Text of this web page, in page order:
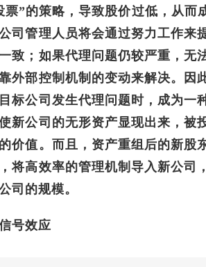
票”的策略，导致股价过低，从而
司管理人员将会通过努力工作来
致；如果代理问题仍较严重，无
外部控制机制的变动来解决。因
标公司发生代理问题时，成为一
新公司的无形资产显现出来，被
价值。而且，资产重组后的新股
将高效率的管理机制导入新公司
司的规模。
号效应